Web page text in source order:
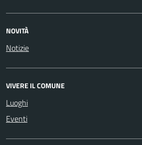
NOVITÀ
Notizie
VIVERE IL COMUNE
Luoghi
Eventi